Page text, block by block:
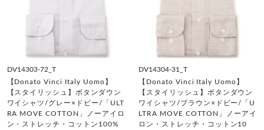
DV14303-72_T
【Donato Vinci Italy Uomo】
【スタイリッシュ】ボタンダウン
ワイシャツ/グレー×ドビー/「ULT
RA MOVE COTTON」ノーアイロ
ン・ストレッチ・コットン100%
DV14304-31_T
【Donato Vinci Italy Uomo】
【スタイリッシュ】ボタンダウン
ワイシャツ/ブラウン×ドビー/「U
LTRA MOVE COTTON」ノーアイ
ロン・ストレッチ・コットン10